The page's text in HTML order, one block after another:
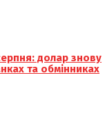
долар знову
та обмінниках